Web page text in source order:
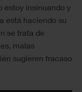
estoy insinuando y
está haciendo su
se trata de
malas
sugieren fracaso